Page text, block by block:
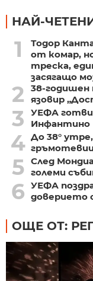
НАЙ-
1
Тодор
от комар,
треска,
засягащо
2
38-годишен
язовир
3
УЕФА
Инфантино
4 До 38°
5 След
големи
6 УЕФА
доверието
ОЩЕ ОТ: